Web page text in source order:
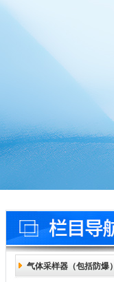
气体采样器（包括防爆）